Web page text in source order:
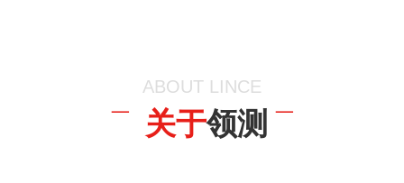
ABOUT LINCE
¯ 关于领测¯